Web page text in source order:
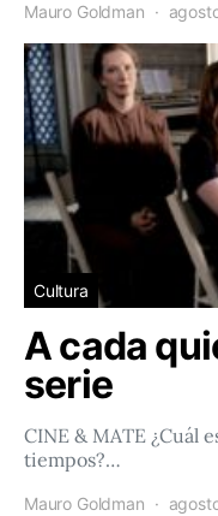
Mauro Goldman
Cultura
A cada
serie
CINE & MATE ¿Cuál
tiempos?…
Mauro Goldman